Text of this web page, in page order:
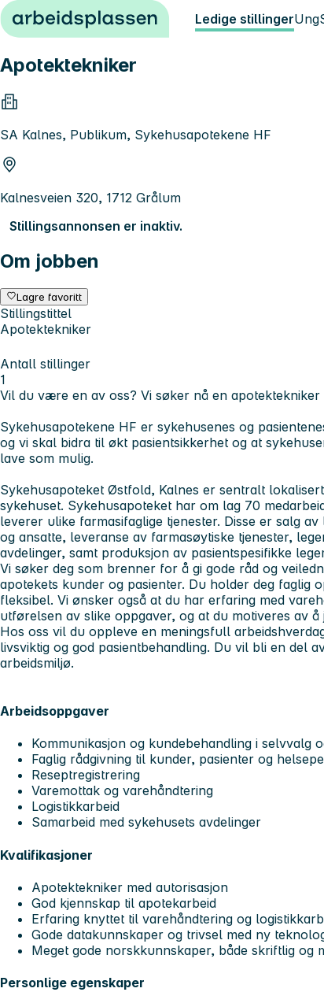
Hopp til innhold Ledige stillingerUng
Apotektekniker
SA Kalnes, Publikum, Sykehusapotekene HF
Kalnesveien 320, 1712 Grålum
Stillingsannonsen er inaktiv.
Om jobben
Lagre favoritt
Stillingstittel
Apotektekniker
Antall stillinger
1
Vil du være en av oss? Vi søker nå en
Sykehusapotekene HF er sykehusenes og
og vi skal bidra til økt pasientsikkerhet og at
lave som mulig.
Sykehusapoteket Østfold, Kalnes er sentralt
sykehuset. Sykehusapoteket har om lag 70
leverer ulike farmasifaglige tjenester. Disse er salg
og ansatte, leveranse av farmasøytiske tjenester,
avdelinger, samt produksjon av pasientspesifikke
Vi søker deg som brenner for å gi gode råd og
apotekets kunder og pasienter. Du holder deg faglig
fleksibel. Vi ønsker også at du har erfaring med
utførelsen av slike oppgaver, og at du motiveres av
Hos oss vil du oppleve en meningsfull
livsviktig og god pasientbehandling. Du vil bli en del
arbeidsmiljø.
Arbeidsoppgaver
Kommunikasjon og kundebehandling i selvvalg
Faglig rådgivning til kunder, pasienter og
Reseptregistrering
Varemottak og varehåndtering
Logistikkarbeid
Samarbeid med sykehusets avdelinger
Kvalifikasjoner
Apotektekniker med autorisasjon
God kjennskap til apotekarbeid
Erfaring knyttet til varehåndtering og
Gode datakunnskaper og trivsel med ny
Meget gode norskkunnskaper, både skriftlig og
Personlige egenskaper